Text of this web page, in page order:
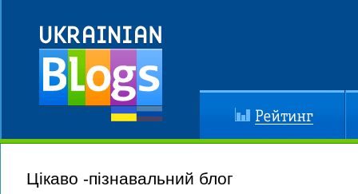
Рейтинг
Цікаво -пізнавальний блог